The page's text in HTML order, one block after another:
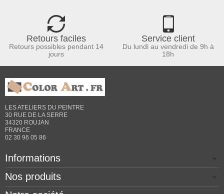
Retours faciles
Retours possibles pendant 14
jours
Service client
Du lundi au vendredi de 9h à
18h
LES ATELIERS DU PEINTRE
30 RUE DE LA SERRE
34320 ROUJAN
FRANCE
02 30 96 05 86
Informations
Nos produits